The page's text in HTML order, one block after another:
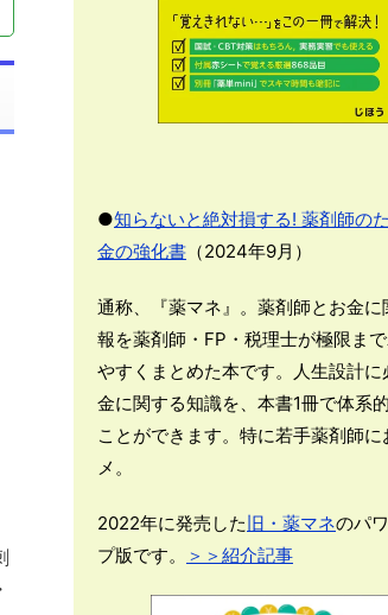
●知らないと絶対損する! 薬剤師の
金の強化書 （2024年9月）
通称、『薬マネ』。薬剤師とお金に
報を薬剤師・FP・税理士が極限ま
やすくまとめた本です。人生設計に
金に関する知識を、本書1冊で体系
ことができます。特に若手薬剤師に
メ。
2022年に発売した旧・薬マネのパ
プ版です。
＞＞紹介記事